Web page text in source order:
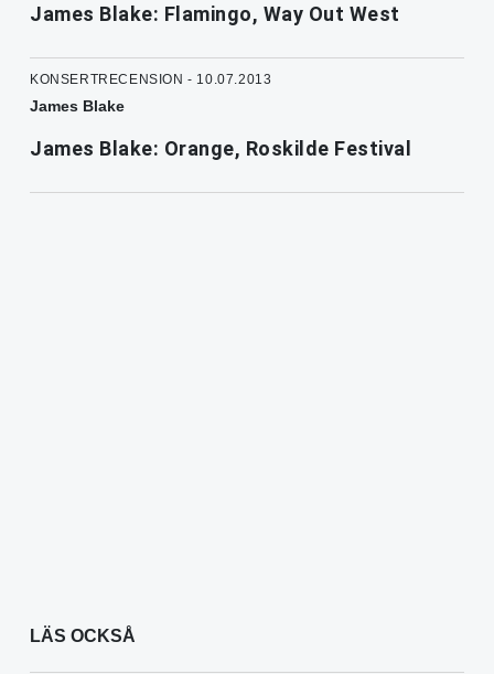
James Blake: Flamingo, Way Out West
KONSERTRECENSION - 10.07.2013
James Blake
James Blake: Orange, Roskilde Festival
LÄS OCKSÅ